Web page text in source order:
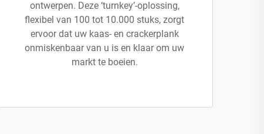
ontwerpen. Deze ‘turnkey’-oplossing,
flexibel van 100 tot 10.000 stuks, zorgt
ervoor dat uw kaas- en crackerplank
onmiskenbaar van u is en klaar om uw
markt te boeien.